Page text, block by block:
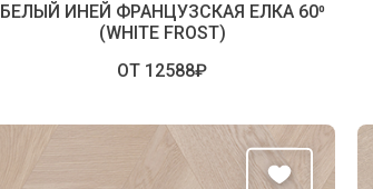
БЕЛЫЙ ИНЕЙ ФРАНЦУЗСКАЯ ЕЛКА 60⁰
(WHITE FROST)
ОТ 12588₽